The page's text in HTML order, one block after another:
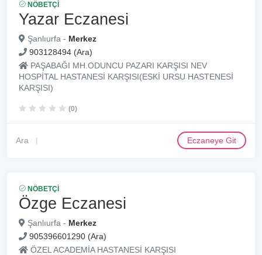
NÖBETÇI
Yazar Eczanesi
Şanlıurfa - Merkez
903128494 (Ara)
PAŞABAĞI MH.ODUNCU PAZARI KARŞISI NEV
HOSPİTAL HASTANESİ KARŞISI(ESKİ URSU HASTENESİ
KARŞISI)
(0)
Ara Eczaneye Git
NÖBETÇI
Özge Eczanesi
Şanlıurfa - Merkez
905396601290 (Ara)
ÖZEL ACADEMİA HASTANESİ KARŞISI